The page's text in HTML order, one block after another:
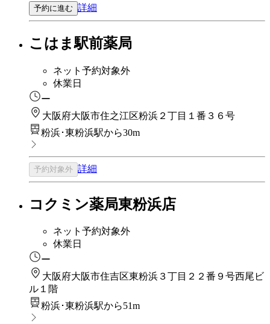
予約に進む 詳細
こはま駅前薬局
ネット予約対象外
休業日
ー
大阪府大阪市住之江区粉浜２丁目１番３６号
粉浜･東粉浜駅から30m
予約対象外 詳細
コクミン薬局東粉浜店
ネット予約対象外
休業日
ー
大阪府大阪市住吉区東粉浜３丁目２２番９号西尾ビ
ル１階
粉浜･東粉浜駅から51m